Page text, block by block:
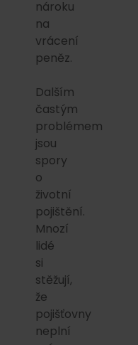
nároku
na
vrácení
peněz.
Dalším
častým
problémem
jsou
spory
o
životní
pojištění.
Mnozí
lidé
si
stěžují,
že
pojišťovny
neplní